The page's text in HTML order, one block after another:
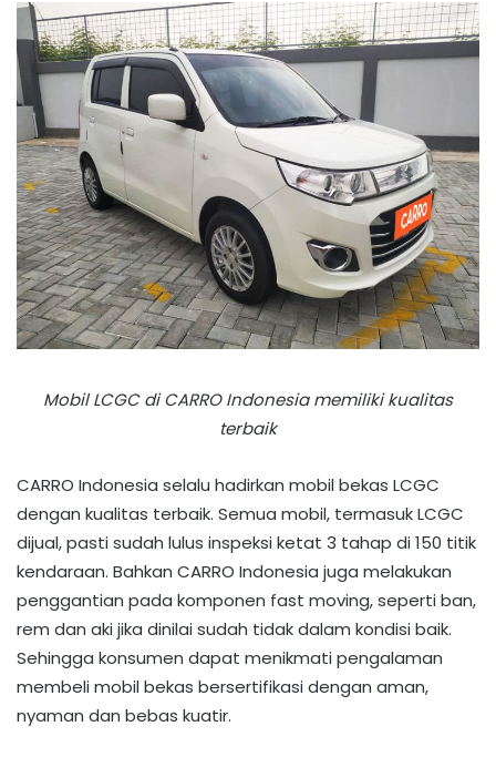
Mobil LCGC di CARRO Indonesia memiliki kualitas
terbaik
CARRO Indonesia selalu hadirkan mobil bekas LCGC
dengan kualitas terbaik. Semua mobil, termasuk LCGC
dijual, pasti sudah lulus inspeksi ketat 3 tahap di 150 titik
kendaraan. Bahkan CARRO Indonesia juga melakukan
penggantian pada komponen fast moving, seperti ban,
rem dan aki jika dinilai sudah tidak dalam kondisi baik.
Sehingga konsumen dapat menikmati pengalaman
membeli mobil bekas bersertifikasi dengan aman,
nyaman dan bebas kuatir.